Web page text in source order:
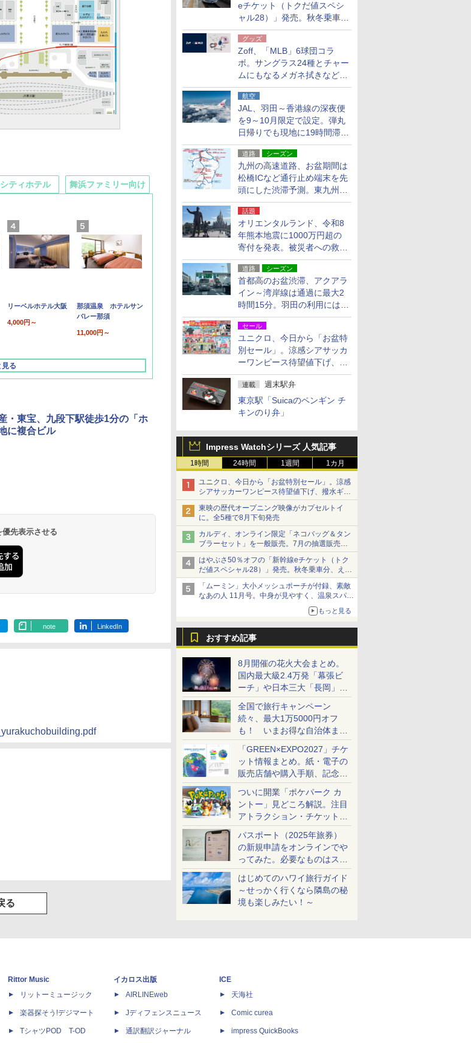
eチケット（トクだ値スペシ
ャル28）」発売。秋冬乗車
分、えきねっと限定
グッズ
Zoff、「MLB」6球団コラ
ボ。サングラス24種とチャー
ムにもなるメガネ拭きなど雑
貨24種
航空
JAL、羽田～香港線の深夜便
を9～10月限定で設定。弾丸
日帰りでも現地に19時間滞在
できる
道路 シーズン
九州の高速道路、お盆期間は
松橋ICなど通行止め端末を先
頭にした渋滞予測。東九州道
への迂回は料金調整を実施
話題
オリエンタルランド、令和8
年熊本地震に1000万円超の
寄付を発表。被災者への救援
活動・復旧支援
道路 シーズン
首都高のお盆渋滞、アクアラ
イン～湾岸線は通過に最大2
時間15分。羽田の利用には
「空港西出口」の利用検討を
セール
ユニクロ、今日から「お盆特
別セール」。涼感シアサッカ
ーワンピース待望値下げ、撥
水ギアショーツは1990円に
連載 週末駅弁
東京駅「Suicaのペンギン チ
キンのり弁」
Impress Watchシリーズ 人気記事
1時間 24時間 1週間 1カ月
ユニクロ、今日から「お盆特別セール」。涼感
シアサッカーワンピース待望値下げ、撥水ギア
ショーツは1990円に
東映の歴代オープニング映像がカプセルトイ
に。全5種で8月下旬発売
カルディ、オンライン限定「ネコバッグ＆タン
ブラーセット」を一般販売。7月の抽選販売の
当選無効分
はやぶさ50％オフの「新幹線eチケット（トク
だ値スペシャル28）」発売。秋冬乗車分、えき
ねっと限定
「ムーミン」大小メッシュポーチが付録、素敵
なあの人 11月号。中身が見やすく、温泉スパに
もっと見る
おすすめ記事
8月開催の花火大会まとめ。
国内最大級2.4万発「幕張ビ
ーチ」や日本三大「長岡」な
ど大型イベント目白押し！
全国で旅行キャンペーン
続々、最大1万5000円オフ
も！ いまお得な自治体まと
め
「GREEN×EXPO2027」チケ
ット情報まとめ。紙・電子の
販売店舗や購入手順、記念チ
ケットも解説
ついに開業「ポケパーク カ
ントー」見どころ解説。注目
アトラクション・チケット手
配・来場前に必要な準備は？
パスポート（2025年旅券）
の新規申請をオンラインでや
ってみた。必要なものはスマ
ホとマイナカードのみ
はじめてのハワイ旅行ガイド
～せっかく行くなら隣島の秘
境も楽しみたい！～
リーベルホテル大阪
4,000円～
那須温泉 ホテルサン
バレー那須
11,000円～
る
ティホテル 舞浜ファミリー向け
・東宝、九段下駅徒歩1分の「ホ
に複合ビル
先表示させる
note LinkedIn
る
Rittor Music
リットーミュージック
楽器探そう!デジマート
TシャツPOD T-OD
イカロス出版
AIRLINEweb
Jディフェンスニュース
通訳翻訳ジャーナル
ICE
天海社
Comic curea
impress QuickBooks